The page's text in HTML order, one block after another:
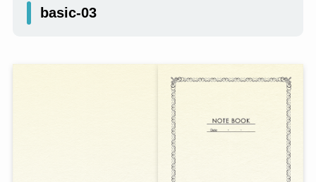
basic-03